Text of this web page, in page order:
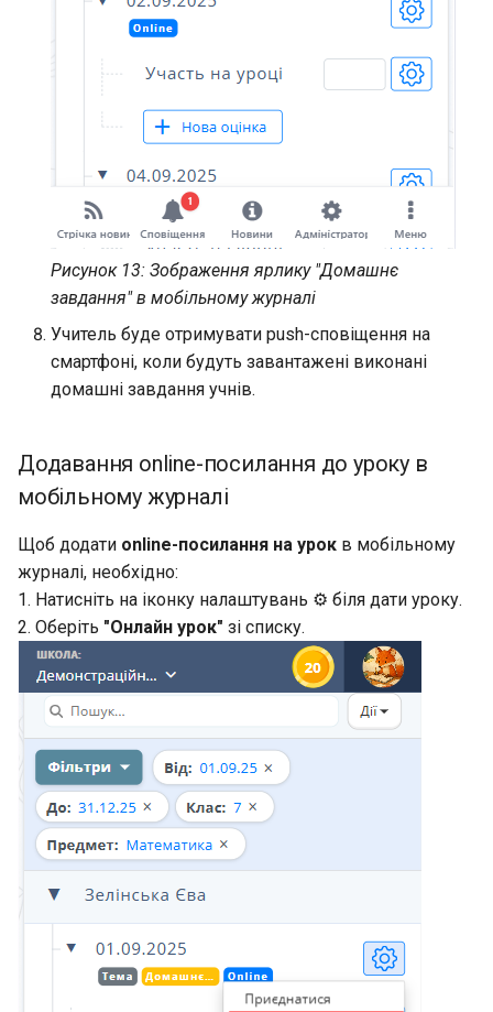
Рисунок 13: Зображення ярлику "Домашнє
завдання" в мобільному журналі
Учитель буде отримувати push-сповіщення на
смартфоні, коли будуть завантажені виконані
домашні завдання учнів.
Додавання online-посилання до уроку в
мобільному журналі
Щоб додати online-посилання на урок в мобільному
журналі, необхідно:
1. Натисніть на іконку налаштувань ⚙️ біля дати уроку.
2. Оберіть "Онлайн урок" зі списку.